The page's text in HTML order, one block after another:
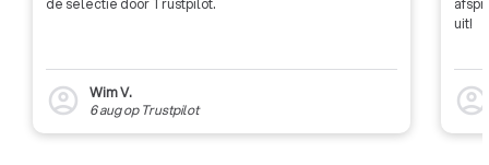
de selectie door Trustpilot.
account_circle
Wim V.
6 augop Trustpilot
uit!
account_circle